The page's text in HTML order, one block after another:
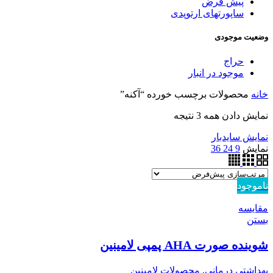
ساپورتهای ارتوپدی
وضعیت موجودی
حراج
موجود در انبار
خانه محصولات برچسب خورده “آکنه”
نمایش دادن همه 3 نتیجه
نمایش سایدبار
نمایش 9
24
36
ناموجود
مقایسه
بستن
شوینده صورت AHA پمپی لامینین
بهداشتی درمانی, محصولات لامینین